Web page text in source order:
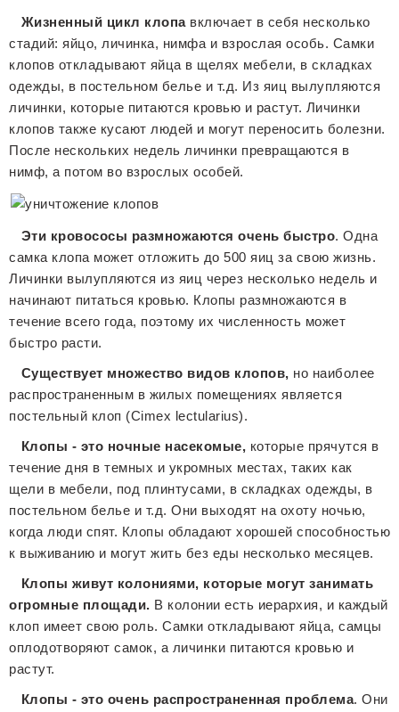
Жизненный цикл клопавключает в себя несколько
стадий: яйцо, личинка, нимфа и взрослая особь. Самки
клопов откладывают яйца в щелях мебели, в складках
одежды, в постельном белье и т.д. Из яиц вылупляются
личинки, которые питаются кровью и растут. Личинки
клопов также кусают людей и могут переносить болезни.
После нескольких недель личинки превращаются в
нимф, а потом во взрослых особей.
Эти кровососы размножаются очень быстро. Одна
самка клопа может отложить до 500 яиц за свою жизнь.
Личинки вылупляются из яиц через несколько недель и
начинают питаться кровью. Клопы размножаются в
течение всего года, поэтому их численность может
быстро расти.
Существует множество видов клопов, но наиболее
распространенным в жилых помещениях является
постельный клоп (Cimex lectularius).
Клопы - это ночные насекомые, которые прячутся в
течение дня в темных и укромных местах, таких как
щели в мебели, под плинтусами, в складках одежды, в
постельном белье и т.д. Они выходят на охоту ночью,
когда люди спят. Клопы обладают хорошей способностью
к выживанию и могут жить без еды несколько месяцев.
Клопы живут колониями, которые могут занимать
огромные площади. В колонии есть иерархия, и каждый
клоп имеет свою роль. Самки откладывают яйца, самцы
оплодотворяют самок, а личинки питаются кровью и
растут.
Клопы - это очень распространенная проблема. Они